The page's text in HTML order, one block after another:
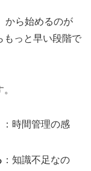
から始めるのが
もっと早い段階で
：時間管理の感
：知識不足なの